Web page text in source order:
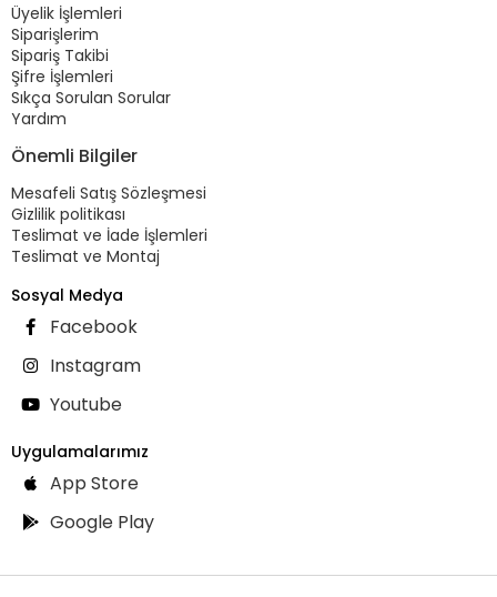
Üyelik İşlemleri
Siparişlerim
Sipariş Takibi
Şifre İşlemleri
Sıkça Sorulan Sorular
Yardım
Önemli Bilgiler
Mesafeli Satış Sözleşmesi
Gizlilik politikası
Teslimat ve İade İşlemleri
Teslimat ve Montaj
Sosyal Medya
Facebook
Instagram
Youtube
Uygulamalarımız
App Store
Google Play